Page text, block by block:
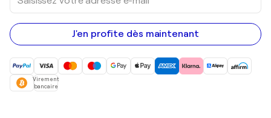
votre
adresse
e-
mail
J'en profite dès maintenant
Virement
bancaire